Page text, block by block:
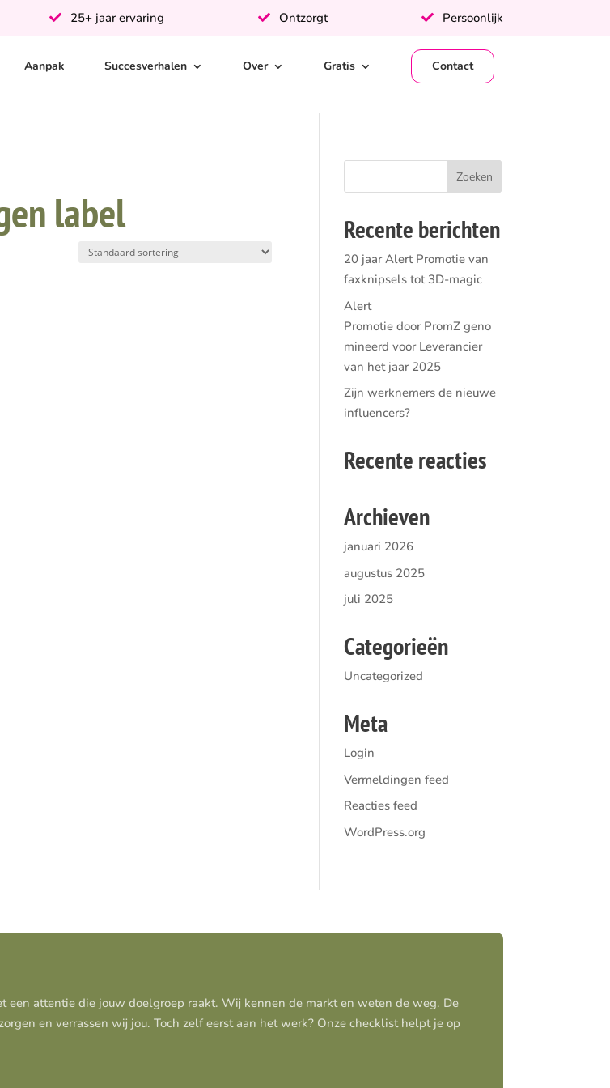
25+ jaar ervaring Ontzorgt Persoonlijk
Aanpak Succesverhalen Over Gratis Contact
label Recente berichten
20 jaar Alert Promotie van
faxknipsels tot 3D-magic
Alert
Promotie door PromZ geno
mineerd voor Leverancier
van het jaar 2025
Zijn werknemers de nieuwe
influencers?
Recente reacties
Archieven
januari 2026
augustus 2025
juli 2025
Categorieën
Uncategorized
Meta
Login
Vermeldingen feed
Reacties feed
WordPress.org
een attentie die jouw doelgroep raakt. Wij kennen de markt en weten de weg. De
en verrassen wij jou. Toch zelf eerst aan het werk? Onze checklist helpt je op